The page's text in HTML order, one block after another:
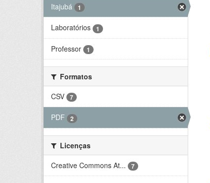
Itajubá 1
Laboratórios 1
Professor 1
Formatos
CSV
7
PDF 2
Licenças
Creative Commons At...
7